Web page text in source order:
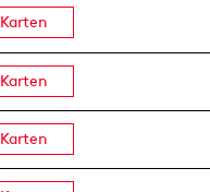
Karten
Karten
Karten